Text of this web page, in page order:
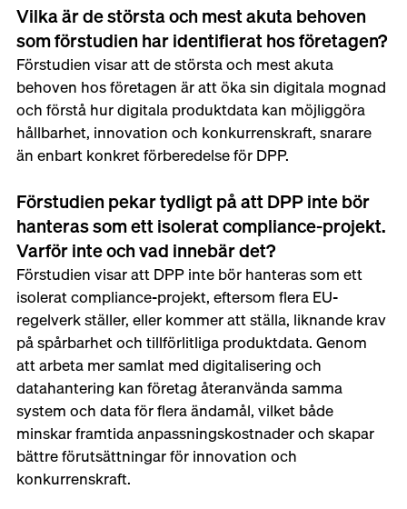
Vilka är de största och mest akuta behoven
som förstudien har identifierat hos företagen?
Förstudien visar att de största och mest akuta
behoven hos företagen är att öka sin digitala mognad
och förstå hur digitala produktdata kan möjliggöra
hållbarhet, innovation och konkurrenskraft, snarare
än enbart konkret förberedelse för DPP.
Förstudien pekar tydligt på att DPP inte bör
hanteras som ett isolerat compliance-projekt.
Varför inte och vad innebär det?
Förstudien visar att DPP inte bör hanteras som ett
isolerat compliance-projekt, eftersom flera EU-
regelverk ställer, eller kommer att ställa, liknande krav
på spårbarhet och tillförlitliga produktdata. Genom
att arbeta mer samlat med digitalisering och
datahantering kan företag återanvända samma
system och data för flera ändamål, vilket både
minskar framtida anpassningskostnader och skapar
bättre förutsättningar för innovation och
konkurrenskraft.